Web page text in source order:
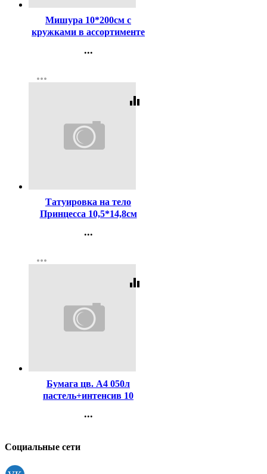
Мишура 10*200см с
кружками в ассортименте
...
Регистрация
more_horiz
equalizer
Татуировка на тело
Принцесса 10,5*14,8см
...
Регистрация
more_horiz
equalizer
Бумага цв. А4 050л
пастель+интенсив 10
...
Регистрация
Социальные сети